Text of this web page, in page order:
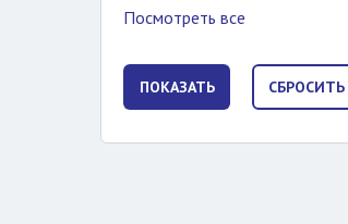
Посмотреть все